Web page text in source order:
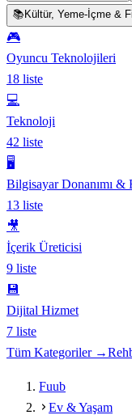
📚 Kültür, Yeme-İçme &
🎮
Oyuncu Teknolojileri
18 liste
💻
Teknoloji
42 liste
🖥️
Bilgisayar Donanımı &
13 liste
🎥
İçerik Üreticisi
9 liste
💾
Dijital Hizmet
7 liste
Tüm Kategoriler →
Fuub
Ev & Yaşam